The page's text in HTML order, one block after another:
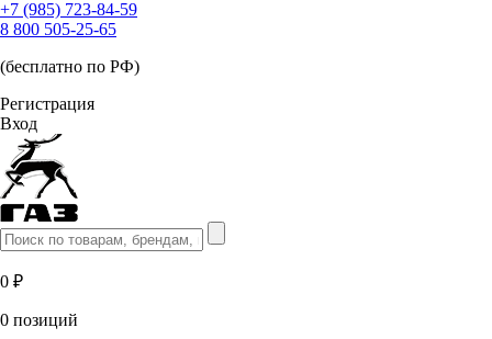
+7 (985) 723-84-59
8 800 505-25-65
(бесплатно по РФ)
Регистрация
Вход
0 ₽
0 позиций